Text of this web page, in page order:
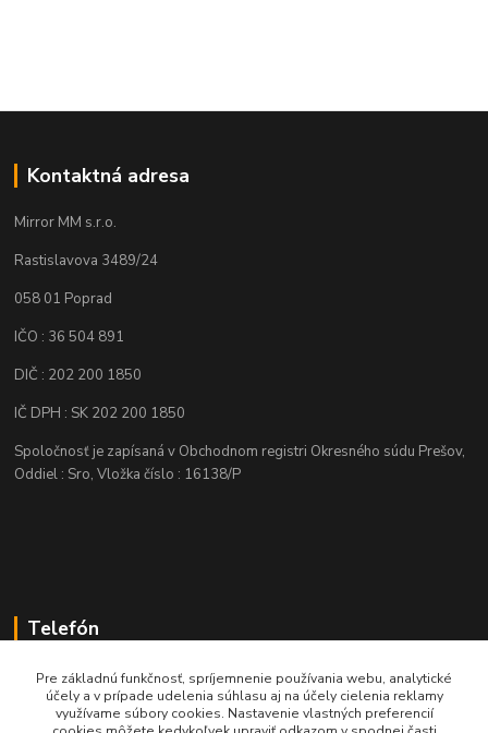
Kontaktná adresa
Mirror MM s.r.o.
Rastislavova 3489/24
058 01 Poprad
IČO : 36 504 891
DIČ : 202 200 1850
IČ DPH : SK 202 200 1850
Spoločnosť je zapísaná v Obchodnom registri Okresného súdu Prešov,
Oddiel : Sro, Vložka číslo : 16138/P
Telefón
+421 905 622 625
obchod@nozeplus.sk
Pre základnú funkčnosť, spríjemnenie používania webu, analytické
účely a v prípade udelenia súhlasu aj na účely cielenia reklamy
využívame súbory cookies. Nastavenie vlastných preferencií